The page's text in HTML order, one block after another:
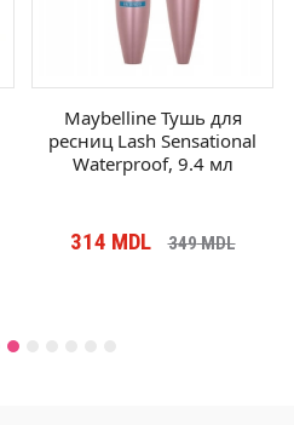
Maybelline Тушь для
ресниц Lash Sensational
Waterproof, 9.4 мл
314 MDL 349MDL